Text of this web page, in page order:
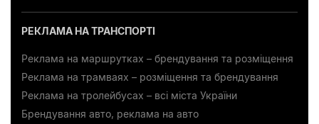
РЕКЛАМА НА ТРАНСПОРТІ
Реклама на маршрутках – брендування та розміщення
Реклама на трамваях – розміщення та брендування
Реклама на тролейбусах – всі міста України
Брендування авто, реклама на авто